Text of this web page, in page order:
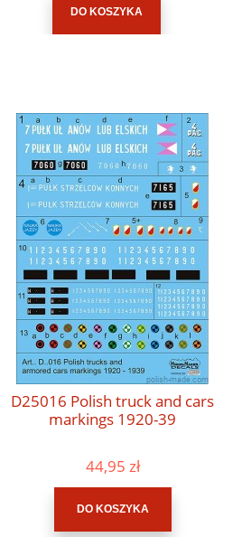
DO KOSZYKA
D25016 Polish truck and cars
markings 1920-39
44,95 zł
DO KOSZYKA